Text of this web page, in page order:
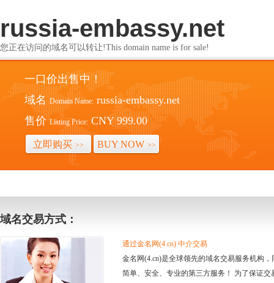
russia-embassy.net
您正在访问的域名可以转让!This domain name is for sale!
一口价出售中！
域名 Domain Name: russia-embassy.net
售价 Listing Price: CNY 999.00
立即购买 >> BUY NOW >>
域名交易方式：
通过金名网(4.cn) 中介交易
金名网(4.cn)是全球领先的域名交易服务机构
简单、安全、专业的第三方服务！ 为了保证